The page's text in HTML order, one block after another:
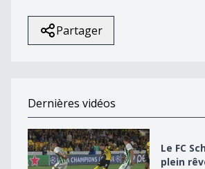
Partager
Dernières vidéos
Le FC Schoenberg en plein rêve
Le FC
plein